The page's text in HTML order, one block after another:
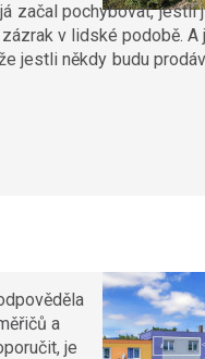
začal pochybovat, jestli
v lidské podobě.
jestli někdy budu
a
je